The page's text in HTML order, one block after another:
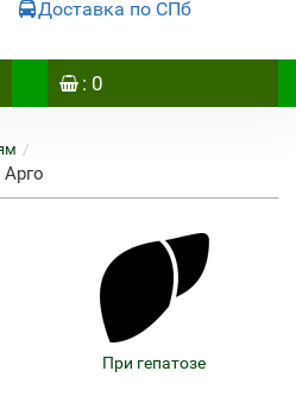
Доставка по СПб
: 0
При гепатозе